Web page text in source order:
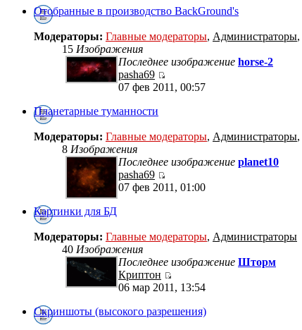
Отобранные в производство BackGround's
Модераторы: Главные модераторы, Администраторы,
15 Изображения
Последнее изображение horse-2
pasha69
07 фев 2011, 00:57
Планетарные туманности
Модераторы: Главные модераторы, Администраторы,
8 Изображения
Последнее изображение planet10
pasha69
07 фев 2011, 01:00
Картинки для БД
Модераторы: Главные модераторы, Администраторы
40 Изображения
Последнее изображение Шторм
Криптон
06 мар 2011, 13:54
Скриншоты (высокого разрешения)